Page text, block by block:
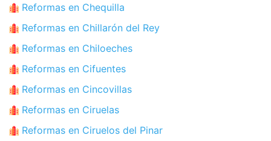
Reformas en Chequilla
Reformas en Chillarón del Rey
Reformas en Chiloeches
Reformas en Cifuentes
Reformas en Cincovillas
Reformas en Ciruelas
Reformas en Ciruelos del Pinar